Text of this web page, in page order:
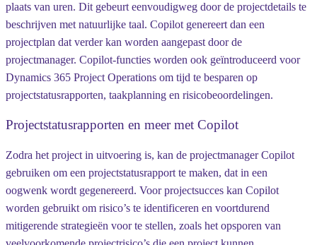
plaats van uren. Dit gebeurt eenvoudigweg door de projectdetails te
beschrijven met natuurlijke taal. Copilot genereert dan een
projectplan dat verder kan worden aangepast door de
projectmanager. Copilot-functies worden ook geïntroduceerd voor
Dynamics 365 Project Operations om tijd te besparen op
projectstatusrapporten, taakplanning en risicobeoordelingen.
Projectstatusrapporten en meer met Copilot
Zodra het project in uitvoering is, kan de projectmanager Copilot
gebruiken om een projectstatusrapport te maken, dat in een
oogwenk wordt gegenereerd. Voor projectsucces kan Copilot
worden gebruikt om risico’s te identificeren en voortdurend
mitigerende strategieën voor te stellen, zoals het opsporen van